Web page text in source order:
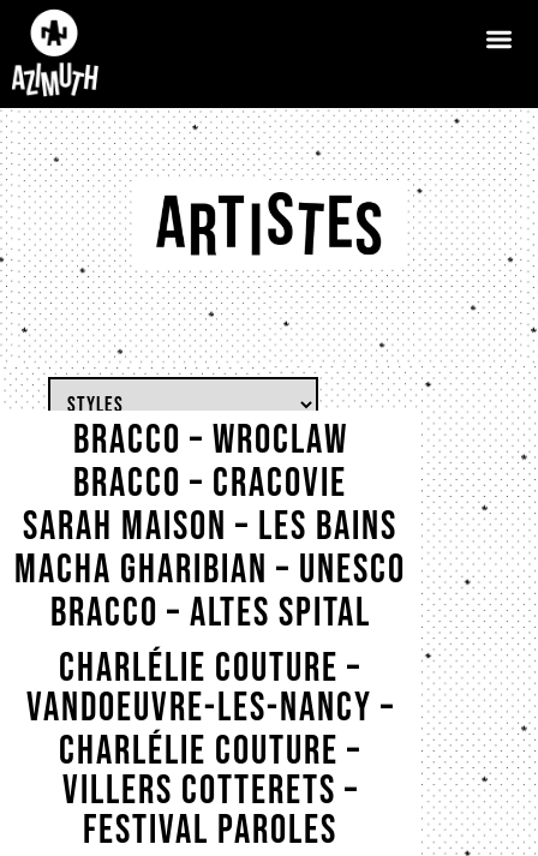
BRACCO – Wroclaw
BRACCO – Cracovie
Sarah Maison – Les bains
Macha Gharibian – Unesco
BRACCO – Altes Spital
BRACCO – Paris – 09/03
BRACCO – Les Cuizines
BRACCO – Chato’do
Charlélie Couture –
Vandoeuvre-les-nancy –
Salle des Fêtes B.
Bonvoisin
Charlélie Couture –
Villers cotterets –
Festival Paroles